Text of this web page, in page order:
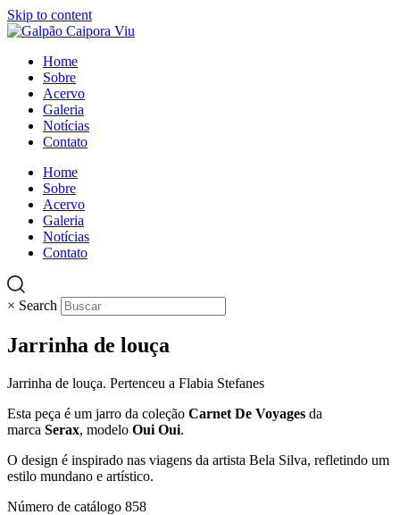
Skip to content
Home
Sobre
Acervo
Galeria
Notícias
Contato
Home
Sobre
Acervo
Galeria
Notícias
Contato
× Search
Jarrinha de louça
Jarrinha de louça. Pertenceu a Flabia Stefanes
Esta peça é um jarro da coleção Carnet De Voyages da
marca Serax, modelo Oui Oui.
O design é inspirado nas viagens da artista Bela Silva, refletindo um
estilo mundano e artístico.
Número de catálogo 858